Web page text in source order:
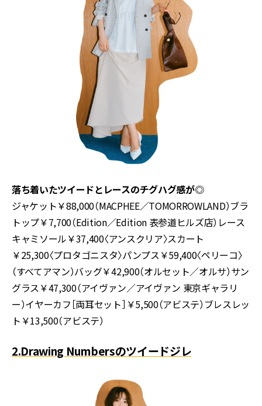
落ち着いたツイードとレースのチグハグ感が◎
ジャケット￥88,000（MACPHEE／TOMORROWLAND）ブラ
トップ￥7,700（Edition／Edition 表参道ヒルズ店）レース
キャミソール￥37,400〈アンスクリア〉スカート
￥25,300〈プロタゴニスタ〉パンプス￥59,400〈ペリーコ〉
（すべてアマン）バッグ￥42,900（オルセット／オルサ）サン
グラス￥47,300（アイヴァン／アイヴァン 東京ギャラリ
ー）イヤーカフ［両耳セット］￥5,500（アビステ）ブレスレッ
ト￥13,500（アビステ）
2.Drawing Numbersのツイードジレ